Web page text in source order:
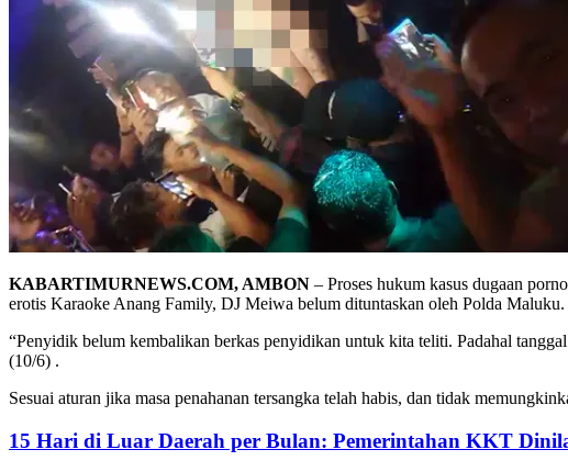
KABARTIMURNEWS.COM, AMBON – Proses hukum kasus dugaan
erotis Karaoke Anang Family, DJ Meiwa belum dituntaskan oleh Polda
“Penyidik belum kembalikan berkas penyidikan untuk kita teliti. Padahal
(10/6) .
Sesuai aturan jika masa penahanan tersangka telah habis, dan tidak
15 Hari di Luar Daerah per Bulan: Pemerintahan KKT